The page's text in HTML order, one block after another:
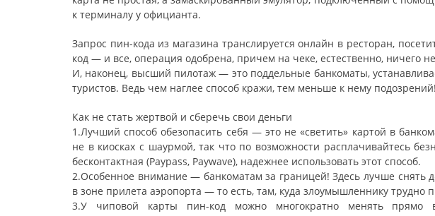
к терминалу у официанта.
Запрос пин-кода из магазина транслируется онлайн в ресторан,
код — и все, операция одобрена, причем на чеке, естественно, ничего
И, наконец, высший пилотаж — это поддельные банкоматы,
туристов. Ведь чем наглее способ кражи, тем меньше к нему подозрений!
Как не стать жертвой и сберечь свои деньги
1.Лучший способ обезопасить себя — это не «светить» картой в
не в киосках с шаурмой, так что по возможности расплачивайтесь
бесконтактная (Paypass, Paywave), надежнее использовать этот способ.
2.Особенное внимание — банкоматам за границей! Здесь лучше снять
в зоне прилета аэропорта — то есть, там, куда злоумышленнику трудно
3.У чиповой карты пин-код можно многократно менять прямо